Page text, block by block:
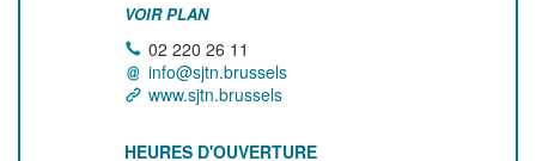
VOIR PLAN
02 220 26 11
info@sjtn.brussels
www.sjtn.brussels
HEURES D'OUVERTURE